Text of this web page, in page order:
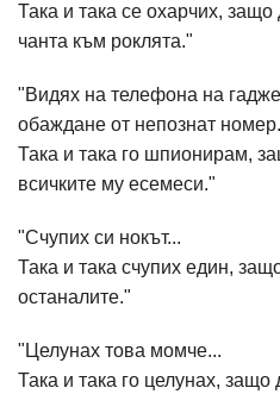
Така и така се охарчих, защо
чанта към роклята."
"Видях на телефона на
обаждане от непознат
Така и така го шпионирам,
всичките му есемеси."
"Счупих си нокът...
Така и така счупих един,
останалите."
"Целунах това момче...
Така и така го целунах, защо